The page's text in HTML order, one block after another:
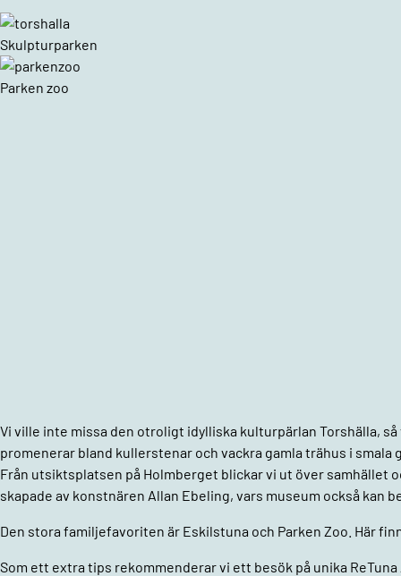
Skulpturparken
Parken zoo
Vi ville inte missa den otroligt idylliska kulturpärlan Torshälla,
promenerar bland kullerstenar och vackra gamla trähus i
Från utsiktsplatsen på Holmberget blickar vi ut över samhället
skapade av konstnären Allan Ebeling, vars museum också kan
Den stora familjefavoriten är Eskilstuna och Parken Zoo. Här
Som ett extra tips rekommenderar vi ett besök på unika